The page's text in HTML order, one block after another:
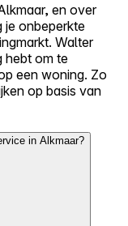
en over
je onbeperkte
Walter
hebt om te
een woning. Zo
op basis van
in Alkmaar?